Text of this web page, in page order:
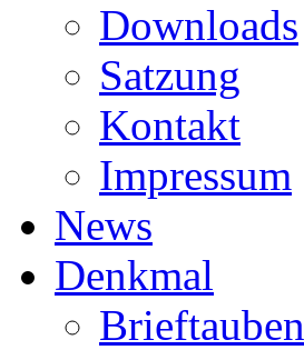
Downloads
Satzung
Kontakt
Impressum
News
Denkmal